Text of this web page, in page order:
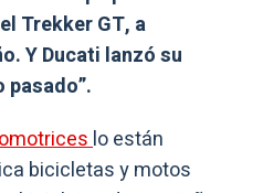
Trekker GT, a
Y Ducati lanzó su
pasado”.
lo están
bicicletas y motos